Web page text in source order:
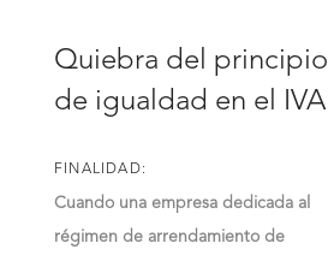
Quiebra del principio
de igualdad en el IVA
FINALIDAD:
Cuando una empresa dedicada al
régimen de arrendamiento de